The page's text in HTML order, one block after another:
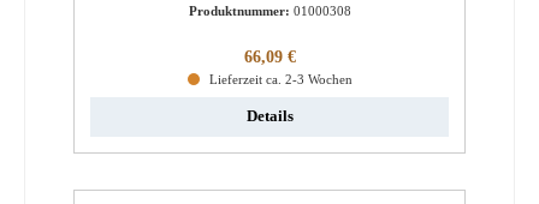
Produktnummer: 01000308
Regulärer Preis:
66,09 €
Lieferzeit ca. 2-3 Wochen
Details